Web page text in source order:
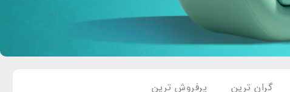
گران ترین پرفروش ترین